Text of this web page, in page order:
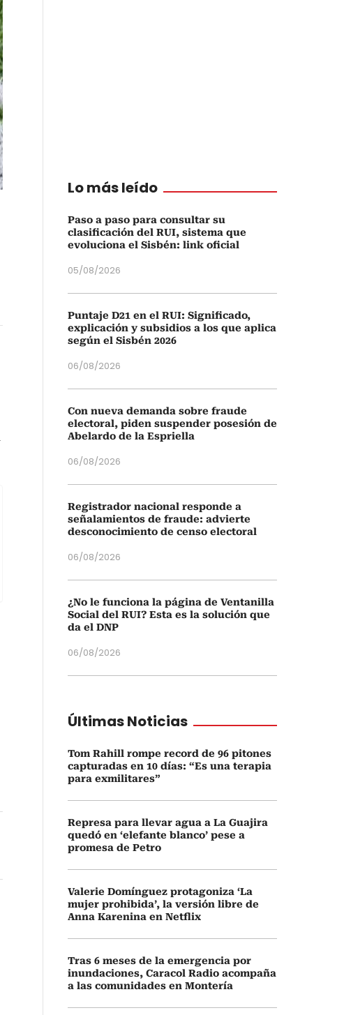
Lo más leído
Paso a paso para consultar su
clasificación del RUI, sistema que
evoluciona el Sisbén: link oficial
05/08/2026
Puntaje D21 en el RUI: Significado,
explicación y subsidios a los que aplica
según el Sisbén 2026
06/08/2026
Con nueva demanda sobre fraude
electoral, piden suspender posesión de
Abelardo de la Espriella
06/08/2026
Registrador nacional responde a
señalamientos de fraude: advierte
desconocimiento de censo electoral
06/08/2026
¿No le funciona la página de Ventanilla
Social del RUI? Esta es la solución que
da el DNP
06/08/2026
Últimas Noticias
Tom Rahill rompe record de 96 pitones
capturadas en 10 días: “Es una terapia
para exmilitares”
Represa para llevar agua a La Guajira
quedó en ‘elefante blanco’ pese a
promesa de Petro
Valerie Domínguez protagoniza ‘La
mujer prohibida’, la versión libre de
Anna Karenina en Netflix
Tras 6 meses de la emergencia por
inundaciones, Caracol Radio acompaña
a las comunidades en Montería